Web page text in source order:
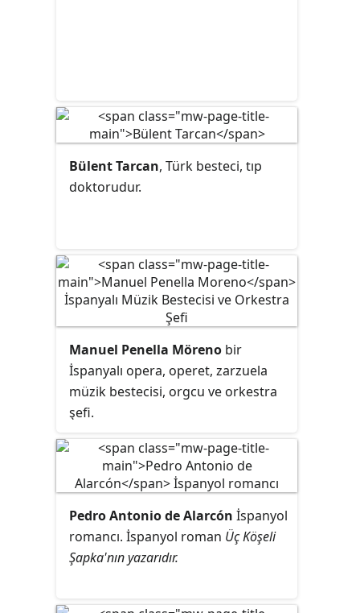
Bülent Tarcan, Türk besteci, tıp
doktorudur.
Manuel Penella Möreno bir
İspanyalı opera, operet, zarzuela
müzik bestecisi, orgcu ve orkestra
şefi.
Pedro Antonio de Alarcón İspanyol
romancı. İspanyol roman Üç Köşeli
Şapka'nın yazarıdır.